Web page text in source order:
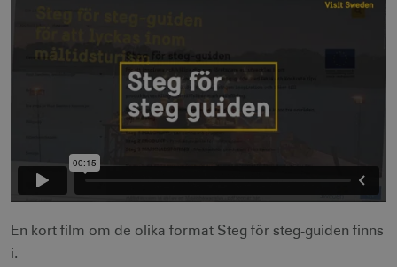
En kort film om de olika format Steg för steg-guiden finns
i.